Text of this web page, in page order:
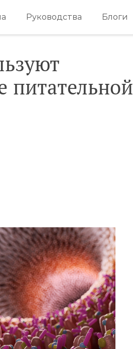
Руководства Блоги
питательной